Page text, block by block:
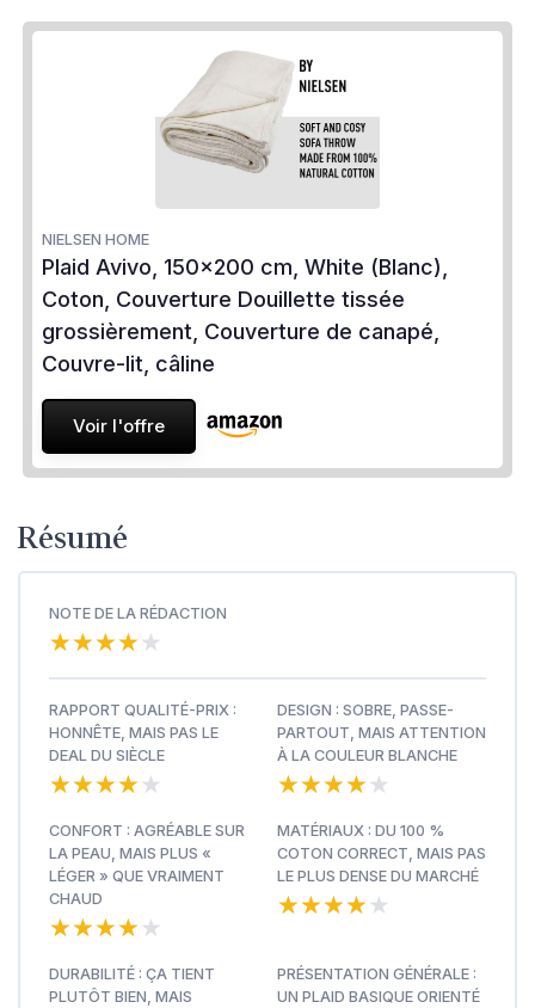
NIELSEN HOME
Plaid Avivo, 150x200 cm, White (Blanc),
Coton, Couverture Douillette tissée
grossièrement, Couverture de canapé,
Couvre-lit, câline
Voir l'offre
Résumé
NOTE DE LA RÉDACTION
★★★★★
★★★★★
RAPPORT QUALITÉ-PRIX :
HONNÊTE, MAIS PAS LE
DEAL DU SIÈCLE
★★★★★
★★★★★
DESIGN : SOBRE, PASSE-
PARTOUT, MAIS ATTENTION
À LA COULEUR BLANCHE
★★★★★
★★★★★
CONFORT : AGRÉABLE SUR
LA PEAU, MAIS PLUS «
LÉGER » QUE VRAIMENT
CHAUD
★★★★★
★★★★★
MATÉRIAUX : DU 100 %
COTON CORRECT, MAIS PAS
LE PLUS DENSE DU MARCHÉ
★★★★★
★★★★★
DURABILITÉ : ÇA TIENT
PLUTÔT BIEN, MAIS
PRÉSENTATION GÉNÉRALE :
UN PLAID BASIQUE ORIENTÉ